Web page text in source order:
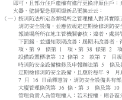
即可，且部分住戶產權有進行更換非原住戶；
火器、壁掛緊急照明燈新品更換云云：
（一）按消防法所定各類場所之管理權人對其實
消防安全設備，並應依規定定期檢修消防安全
報請場所所在地主管機關審核；違者，處
下罰鍰，並通知限期改善；屆期未改善者，
項、第 9 條第 1 項、第 38 條第 2 項定
設備設置標準第 12 條第 2 款第 7 目規定
時消防安全設備檢修及申報辦法第 5 條及
定期檢修消防安全設備，且應於每年 9 月
7 月 16 日函釋意旨，消防安全設備共有部分
大廈管理條例第 36 條、第 3 條及第 10
管理負責人為管理權人；若未授權，則各區分